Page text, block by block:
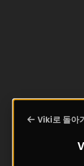
Viki로 돌아